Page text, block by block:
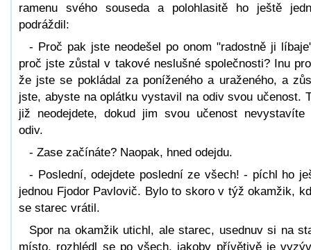
ramenu svého souseda a polohlasitě ho ještě
podráždil:
- Proč pak jste neodešel po onom "radostně ji
proč jste zůstal v takové neslušné společnosti? Inu
že jste se pokládal za poníženého a uraženého, a
jste, abyste na oplátku vystavil na odiv svou učenost.
již neodejdete, dokud jim svou učenost nevystavíte
odiv.
- Zase začínáte? Naopak, hned odejdu.
- Poslední, odejdete poslední ze všech! - píchl ho
jednou Fjodor Pavlovič. Bylo to skoro v týž okamžik,
se starec vrátil.
Spor na okamžik utichl, ale starec, usednuv si na
místo, rozhlédl se po všech, jakoby přívětivě je